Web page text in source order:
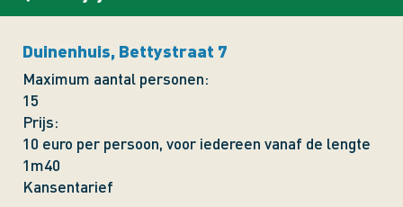
Duinenhuis, Bettystraat 7
Maximum aantal personen
15
Prijs
10 euro per persoon, voor iedereen vanaf de lengte
1m40
Kansentarief